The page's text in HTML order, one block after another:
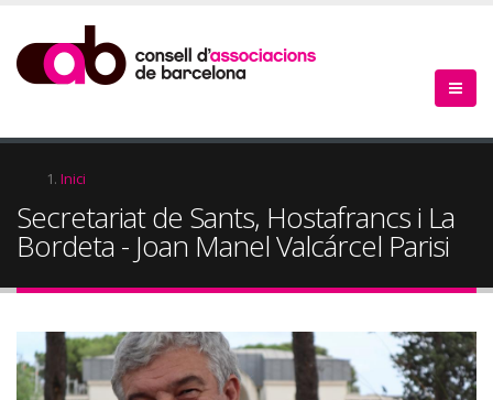
contingut
d'Ariadna
Inici
Secretariat de Sants, Hostafrancs i La
Bordeta - Joan Manel Valcárcel Parisi